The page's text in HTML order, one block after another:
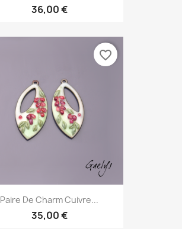
36,00 €
Paire De Charm Cuivre...
35,00 €
favorite_border